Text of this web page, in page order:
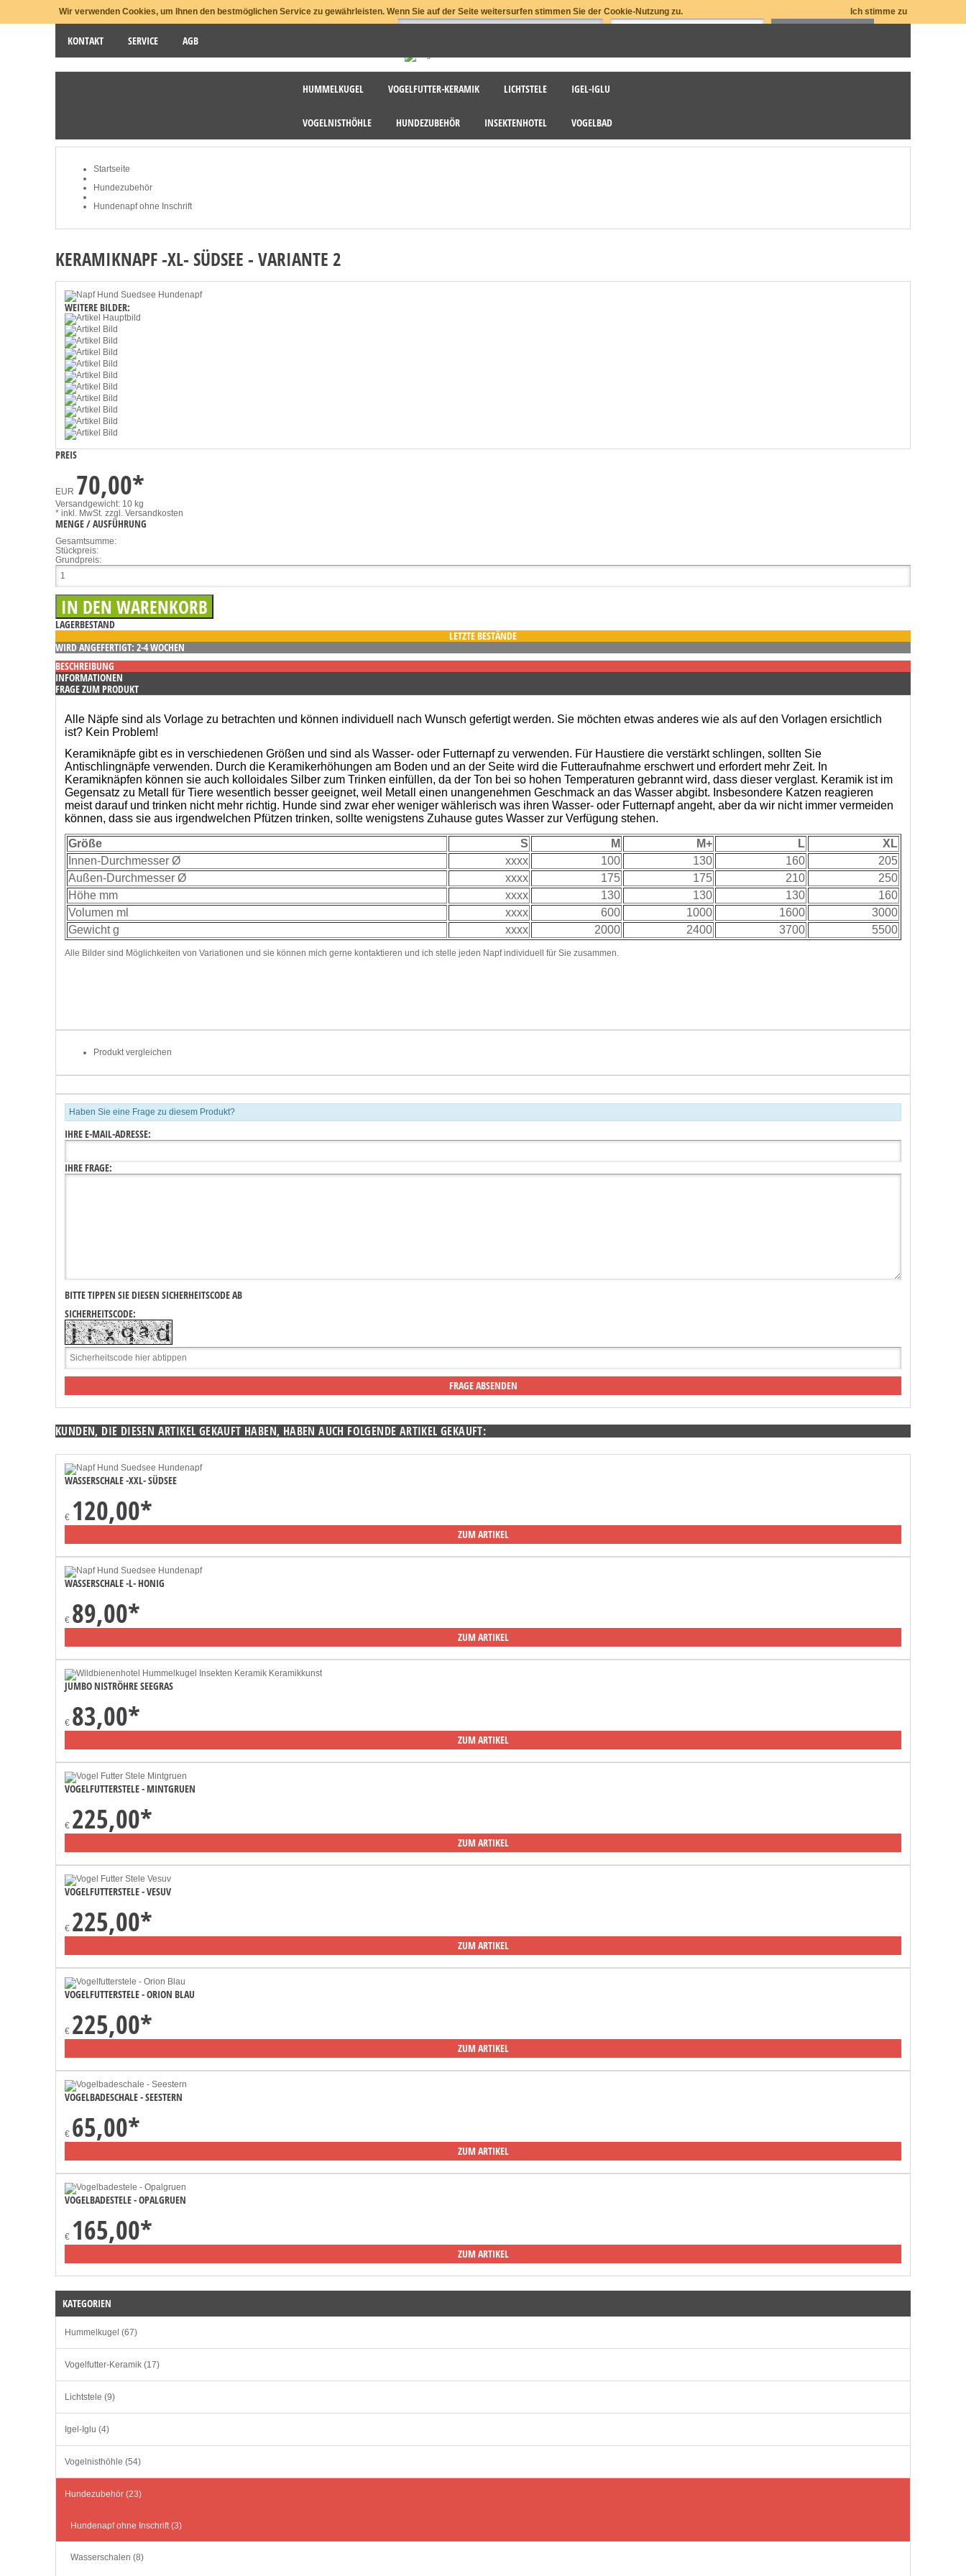
Wir verwenden Cookies, um Ihnen den bestmöglichen Service zu gewährleisten. Wenn Sie auf der Seite weitersurfen stimmen Sie der Cookie-Nutzung zu. Ich stimme zu
KONTAKT SERVICE AGB
HUMMELKUGEL VOGELFUTTER-KERAMIK LICHTSTELE IGEL-IGLU
VOGELNISTHÖHLE HUNDEZUBEHÖR INSEKTENHOTEL VOGELBAD
Startseite
Hundezubehör
Hundenapf ohne Inschrift
KERAMIKNAPF -XL- SÜDSEE - VARIANTE 2
WEITERE BILDER:
PREIS
EUR 70,00*
Versandgewicht: 10 kg
* inkl. MwSt. zzgl. Versandkosten
MENGE / AUSFÜHRUNG
Gesamtsumme:
Stückpreis:
Grundpreis:
LAGERBESTAND
LETZTE BESTÄNDE
WIRD ANGEFERTIGT: 2-4 WOCHEN
BESCHREIBUNG
INFORMATIONEN
FRAGE ZUM PRODUKT
Alle Näpfe sind als Vorlage zu betrachten und können individuell nach Wunsch gefertigt werden. Sie möchten etwas anderes wie als auf den Vorlagen ersichtlich
ist? Kein Problem!
Keramiknäpfe gibt es in verschiedenen Größen und sind als Wasser- oder Futternapf zu verwenden. Für Haustiere die verstärkt schlingen, sollten Sie
Antischlingnäpfe verwenden. Durch die Keramikerhöhungen am Boden und an der Seite wird die Futteraufnahme erschwert und erfordert mehr Zeit. In
Keramiknäpfen können sie auch kolloidales Silber zum Trinken einfüllen, da der Ton bei so hohen Temperaturen gebrannt wird, dass dieser verglast. Keramik ist im
Gegensatz zu Metall für Tiere wesentlich besser geeignet, weil Metall einen unangenehmen Geschmack an das Wasser abgibt. Insbesondere Katzen reagieren
meist darauf und trinken nicht mehr richtig. Hunde sind zwar eher weniger wählerisch was ihren Wasser- oder Futternapf angeht, aber da wir nicht immer vermeiden
können, dass sie aus irgendwelchen Pfützen trinken, sollte wenigstens Zuhause gutes Wasser zur Verfügung stehen.
Größe S M M+ L
XL
Innen-Durchmesser Ø
xxxx 100 130 160
205
Außen-Durchmesser Ø
xxxx 175 175 210
250
Höhe mm
xxxx 130 130 130
160
Volumen ml
xxxx 600 1000 1600
3000
Gewicht g
xxxx 2000 2400 3700 5500
Alle Bilder sind Möglichkeiten von Variationen und sie können mich gerne kontaktieren und ich stelle jeden Napf individuell für Sie zusammen.
Produkt vergleichen
Haben Sie eine Frage zu diesem Produkt?
IHRE E-MAIL-ADRESSE:
IHRE FRAGE:
BITTE TIPPEN SIE DIESEN SICHERHEITSCODE AB
SICHERHEITSCODE:
KUNDEN, DIE DIESEN ARTIKEL GEKAUFT HABEN, HABEN AUCH FOLGENDE ARTIKEL GEKAUFT:
WASSERSCHALE -XXL- SÜDSEE
€ 120,00*
ZUM ARTIKEL
WASSERSCHALE -L- HONIG
€ 89,00*
ZUM ARTIKEL
JUMBO NISTRÖHRE SEEGRAS
€ 83,00*
ZUM ARTIKEL
VOGELFUTTERSTELE - MINTGRUEN
€ 225,00*
ZUM ARTIKEL
VOGELFUTTERSTELE - VESUV
€ 225,00*
ZUM ARTIKEL
VOGELFUTTERSTELE - ORION BLAU
€ 225,00*
ZUM ARTIKEL
VOGELBADESCHALE - SEESTERN
€ 65,00*
ZUM ARTIKEL
VOGELBADESTELE - OPALGRUEN
€ 165,00*
ZUM ARTIKEL
KATEGORIEN
Hummelkugel (67)
Vogelfutter-Keramik (17)
Lichtstele (9)
Igel-Iglu (4)
Vogelnisthöhle (54)
Hundezubehör (23)
Hundenapf ohne Inschrift (3)
Wasserschalen (8)